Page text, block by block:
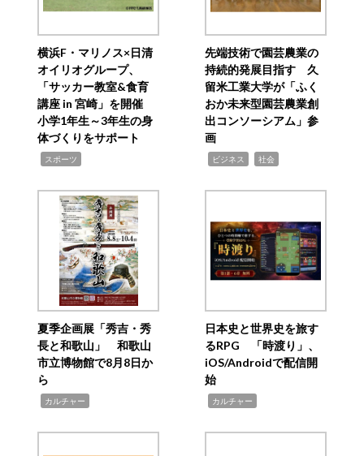
横浜F・マリノス×日清
オイリオグループ、
「サッカー教室&食育
講座 in 宮崎」を開催
小学1年生～3年生の身
体づくりをサポート
スポーツ
先端技術で園芸農業の
持続的発展目指す 久
留米工業大学が「ふく
おか未来型園芸農業創
出コンソーシアム」参
画
ビジネス 社会
夏季企画展「秀吉・秀
長と和歌山」 和歌山
市立博物館で8月8日か
ら
カルチャー
日本史と世界史を旅す
るRPG 「時渡り」、
iOS/Androidで配信開
始
カルチャー